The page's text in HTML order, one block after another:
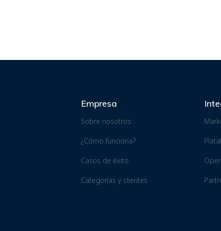
Empresa
Sobre nosotros
¿Cómo funciona?
Casos de éxito
Categorías y clientes